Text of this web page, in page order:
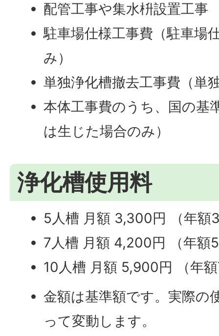
配管工事や集水枡設置工事
駐車場仕様工事費（駐車場
み）
単独浄化槽撤去工事費（単
本体工事費のうち、国の基
は生じた場合のみ）
浄化槽使用料
5人槽 月額 3,300円 （年額
7人槽 月額 4,200円 （年額
10人槽 月額 5,900円 （年
金額は基準額です。実際の
って変動します。